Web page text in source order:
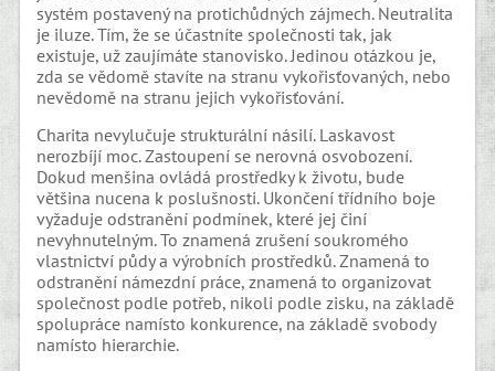
systém postavený na protichůdných zájmech. Neutralita
je iluze. Tím, že se účastníte společnosti tak, jak
existuje, už zaujímáte stanovisko. Jedinou otázkou je,
zda se vědomě stavíte na stranu vykořisťovaných, nebo
nevědomě na stranu jejich vykořisťování.
Charita nevylučuje strukturální násilí. Laskavost
nerozbíjí moc. Zastoupení se nerovná osvobození.
Dokud menšina ovládá prostředky k životu, bude
většina nucena k poslušnosti. Ukončení třídního boje
vyžaduje odstranění podmínek, které jej činí
nevyhnutelným. To znamená zrušení soukromého
vlastnictví půdy a výrobních prostředků. Znamená to
odstranění námezdní práce, znamená to organizovat
společnost podle potřeb, nikoli podle zisku, na základě
spolupráce namísto konkurence, na základě svobody
namísto hierarchie.